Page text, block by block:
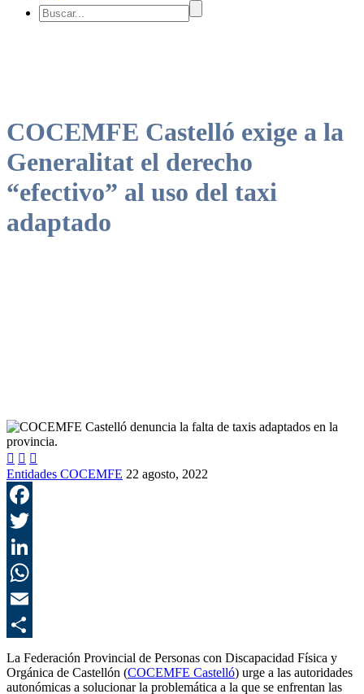
COCEMFE Castelló exige a la
Generalitat el derecho
“efectivo” al uso del taxi
adaptado
  
Entidades COCEMFE 22 agosto, 2022
La Federación Provincial de Personas con Discapacidad Física y
Orgánica de Castellón (COCEMFE Castelló) urge a las autoridades
autonómicas a solucionar la problemática a la que se enfrentan las